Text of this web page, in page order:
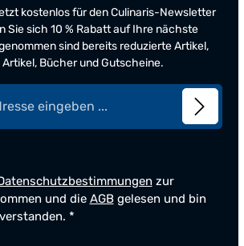
kostenlos für den Culinaris-Newsletter
Sie sich 10 % Rabatt auf Ihre nächste
sind bereits reduzierte Artikel,
Artikel, Bücher und Gutscheine.
zur
und die AGBgelesen und bin
*